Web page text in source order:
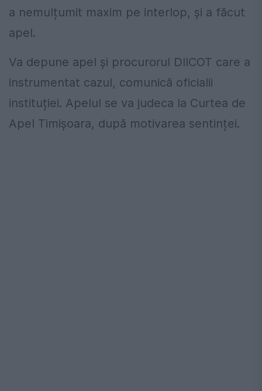
a nemulțumit maxim pe interlop, și a făcut
apel.
Va depune apel și procurorul DIICOT care a
instrumentat cazul, comunică oficialii
instituției. Apelul se va judeca la Curtea de
Apel Timișoara, după motivarea sentinței.